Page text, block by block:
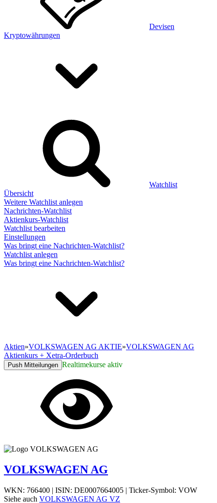
Devisen
Kryptowährungen
Watchlist
Übersicht
Weitere Watchlist anlegen
Nachrichten-Watchlist
Aktienkurs-Watchlist
Watchlist bearbeiten
Einstellungen
Was bringt eine Nachrichten-Watchlist?
Watchlist anlegen
Was bringt eine Nachrichten-Watchlist?
Aktien»VOLKSWAGEN AG AKTIE»VOLKSWAGEN AG
Aktienkurs + Xetra-Orderbuch
Push Mitteilungen Realtimekurse aktiv
VOLKSWAGEN AG
WKN: 766400 | ISIN: DE0007664005 | Ticker-Symbol: VOW
Siehe auch VOLKSWAGEN AG VZ